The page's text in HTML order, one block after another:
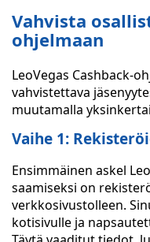
Vahvista
ohjelmaan
LeoVegas Cashback-
vahvistettava
muutamalla
Vaihe 1:
Ensimmäinen askel
saamiseksi on
verkkosivustolleen.
kotisivulle ja